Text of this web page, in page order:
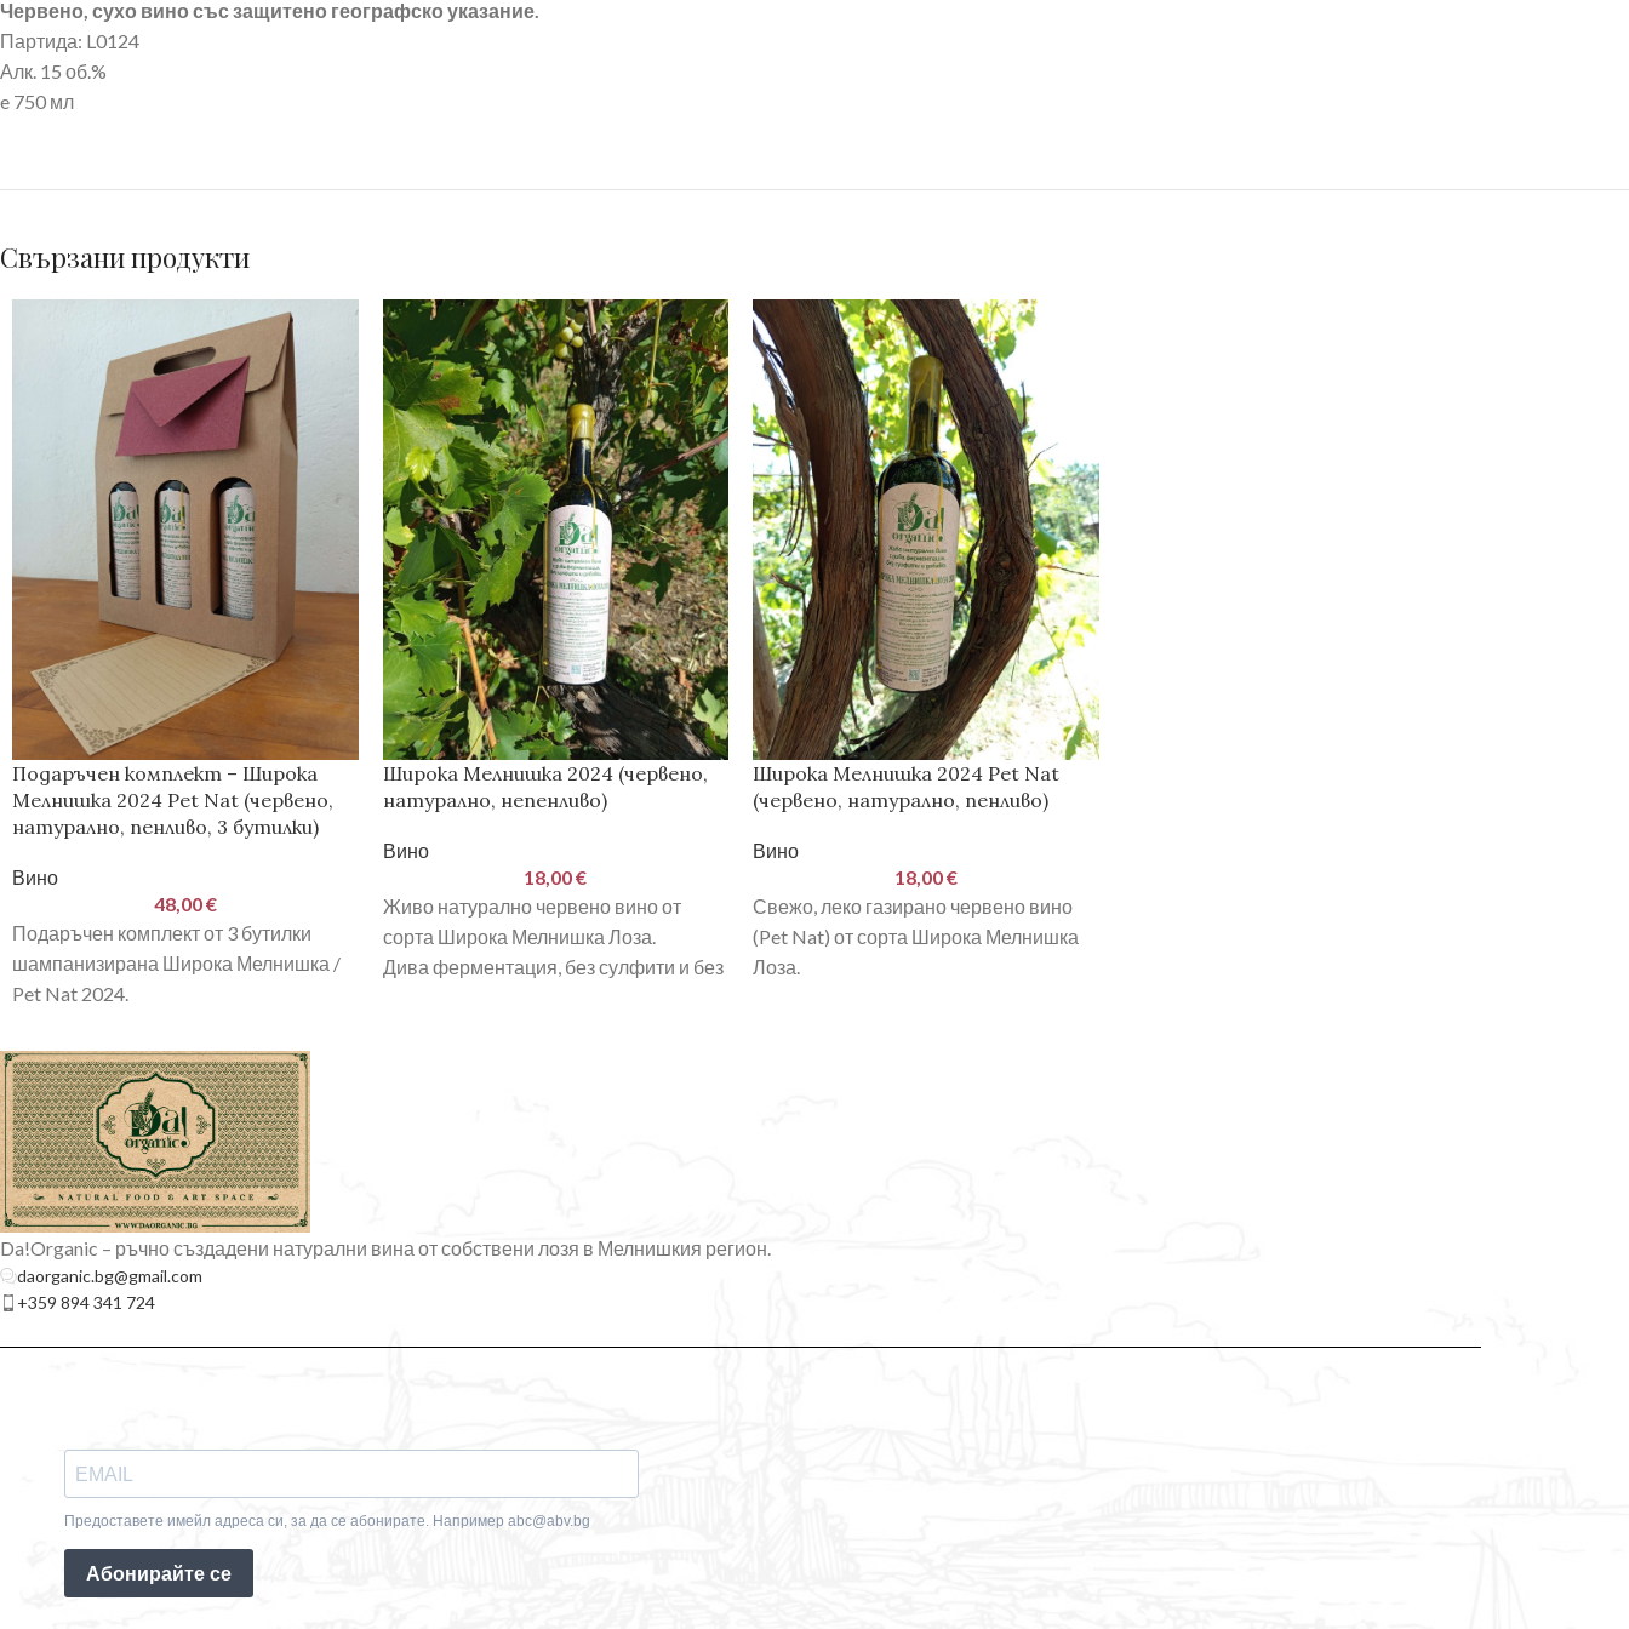
Червено, сухо вино със защитено географско указание.
Партида: L0124
Алк. 15 об.%
e 750 мл
Свързани продукти
Подаръчен комплект – Широка
Мелнишка 2024 Pet Nat (червено,
натурално, пенливо, 3 бутилки)
Вино
48,00€
Подаръчен комплект от 3 бутилки
шампанизирана Широка Мелнишка /
Pet Nat 2024.
вино.
Дива ферментация, без сулфити и
добавки.
Включва лично послание + натурален
български бял трън.
Широка Мелнишка 2024 (червено,
натурално, непенливо)
Вино
18,00€
Живо натурално червено вино от
сорта Широка Мелнишка Лоза.
Дива ферментация, без сулфити и без
Широка Мелнишка 2024 Pet Nat
(червено, натурално, пенливо)
Вино
18,00€
Свежо, леко газирано червено вино
(Pet Nat) от сорта Широка Мелнишка
Лоза.
Da!Organic – ръчно създадени натурални вина от собствени лозя в Мелнишкия регион.
daorganic.bg@gmail.com
+359 894 341 724